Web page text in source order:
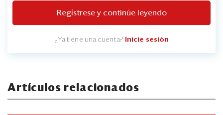
Regístrese y continúe leyendo
¿Ya tiene una cuenta? Inicie sesión
Artículos relacionados